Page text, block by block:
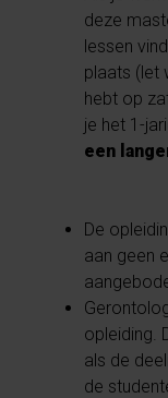
deze
lessen
plaats (let
hebt op
je het 1-
een
De
aan geen
opleiding.
als de
de